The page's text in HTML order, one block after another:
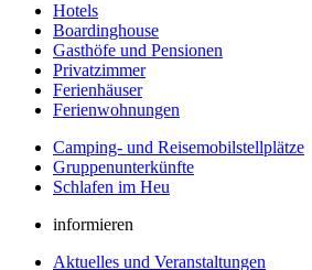
Hotels
Boardinghouse
Gasthöfe und Pensionen
Privatzimmer
Ferienhäuser
Ferienwohnungen
Camping- und Reisemobilstellplätze
Gruppenunterkünfte
Schlafen im Heu
informieren
Aktuelles und Veranstaltungen